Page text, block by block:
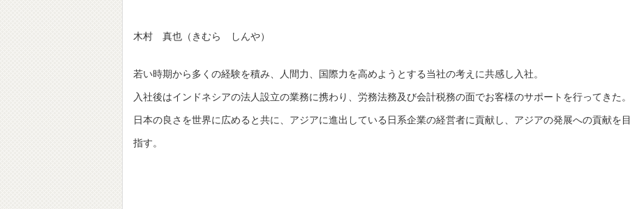
木村 真也（きむら しんや）
若い時期から多くの経験を積み、人間力、国際力を高めようとする当社の考えに共感し入社。
入社後はインドネシアの法人設立の業務に携わり、労務法務及び会計税務の面でお客様のサポートを行ってきた。
日本の良さを世界に広めると共に、アジアに進出している日系企業の経営者に貢献し、アジアの発展への貢献を目
指す。